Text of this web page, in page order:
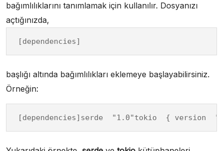
bağımlılıklarını tanımlamak için kullanılır. Dosyanızı
açtığınızda,
[dependencies]
başlığı altında bağımlılıkları eklemeye başlayabilirsiniz.
Örneğin:
[dependencies]serde  "1.0"tokio  {